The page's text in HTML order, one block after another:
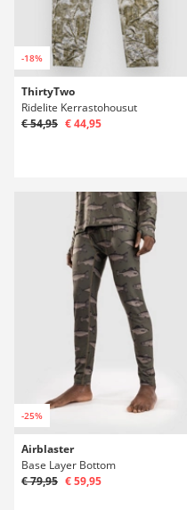
-18%
ThirtyTwo
Ridelite Kerrastohousut
€ 54,95 € 44,95
-25%
Airblaster
Base Layer Bottom
€ 79,95 € 59,95